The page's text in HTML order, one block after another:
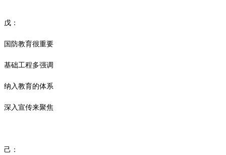
戊：
国防教育很重要
基础工程多强调
纳入教育的体系
深入宣传来聚焦
己：